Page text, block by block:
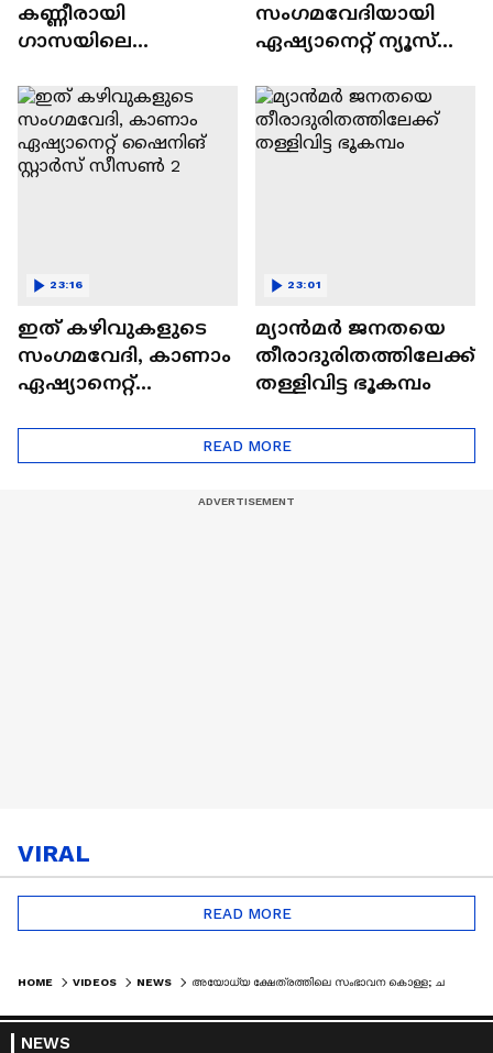
കണ്ണീരായി
ഗാസയിലെ
കുഞ്ഞുങ്ങൾ
സംഗമവേദിയായി
ഏഷ്യാനെറ്റ് ന്യൂസ്
സീസൺ 2
ഇത് കഴിവുകളുടെ
സംഗമവേദി, കാണാം
ഏഷ്യാനെറ്റ്
23:16
മ്യാൻമർ ജനതയെ
തീരാദുരിതത്തിലേക്ക്
തള്ളിവിട്ട ഭൂകമ്പം
23:01
READ MORE
VIRAL
READ MORE
HOME VIDEOS NEWS
NEWS